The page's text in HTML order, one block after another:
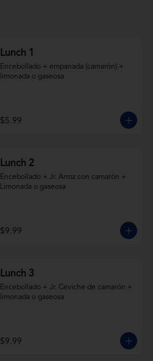
Lunch 1
Encebollado + empanada (camarón) +
limonada o gaseosa
$5.99
Lunch 2
Encebollado + Jr. Arroz con camarón +
Limonada o gaseosa
$9.99
Lunch 3
Encebollado + Jr. Ceviche de camarón +
limonada o gaseosa
$9.99